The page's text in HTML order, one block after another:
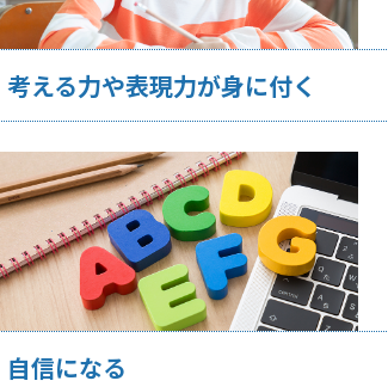
考える力や表現力が身に付く
自信になる